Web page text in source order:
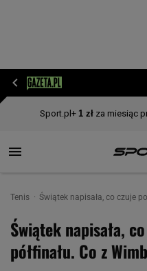
Tenis Świątek napisała, co czuje
Świątek napisała,
półfinału. Co z